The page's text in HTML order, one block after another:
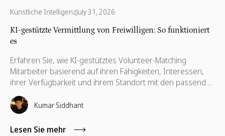
Künstliche IntelligenzJuly 31, 2026
KI-gestützte Vermittlung von Freiwilligen: So funktioniert
es
Erfahren Sie, wie KI-gestütztes Volunteer-Matching
Mitarbeiter basierend auf ihren Fähigkeiten, Interessen,
ihrer Verfügbarkeit und ihrem Standort mit den passenden
Freiwilligenprojekten verbindet. Dieser Leitfaden erklärt die
Funktionsweise, die Vorteile für die Beteiligungsquote und
worauf Sie bei einer modernen Plattform für Volunteer-
Matching achten sollten.
Kumar Siddhant
Lesen Sie mehr